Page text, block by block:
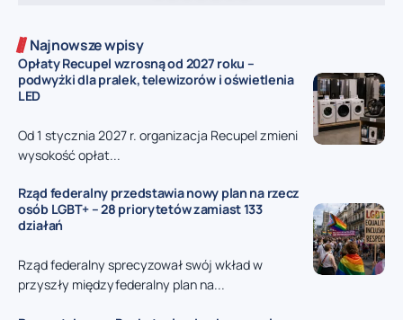
Najnowsze wpisy
Opłaty Recupel wzrosną od 2027 roku –
podwyżki dla pralek, telewizorów i oświetlenia
LED
Od 1 stycznia 2027 r. organizacja Recupel zmieni
wysokość opłat...
Rząd federalny przedstawia nowy plan na rzecz
osób LGBT+ – 28 priorytetów zamiast 133
działań
Rząd federalny sprecyzował swój wkład w
przyszły międzyfederalny plan na...